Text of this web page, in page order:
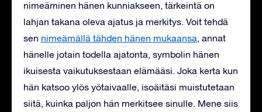
nimeäminen hänen kunniakseen, tärkeintä on
lahjan takana oleva ajatus ja merkitys. Voit tehdä
sen nimeämällä tähden hänen mukaansa, annat
hänelle jotain todella ajatonta, symbolin hänen
ikuisesta vaikutuksestaan ​​elämääsi. Joka kerta kun
hän katsoo ylös yötaivaalle, isoäitäsi muistutetaan
siitä, kuinka paljon hän merkitsee sinulle. Mene siis